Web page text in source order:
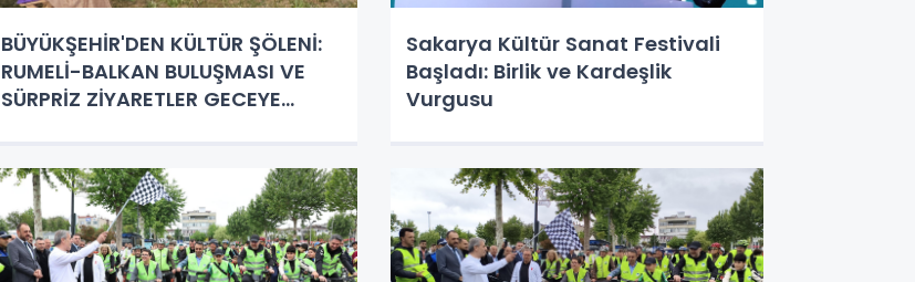
BÜYÜKŞEHİR'DEN KÜLTÜR ŞÖLENİ:
RUMELİ-BALKAN BULUŞMASI VE
SÜRPRİZ ZİYARETLER GECEYE
Sakarya Kültür Sanat Festivali
Başladı: Birlik ve Kardeşlik
Vurgusu